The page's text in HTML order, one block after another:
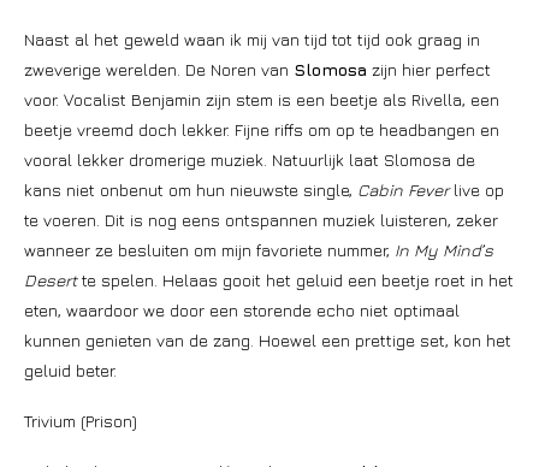
Naast al het geweld waan ik mij van tijd tot tijd ook graag in
zweverige werelden. De Noren van Slomosa zijn hier perfect
voor. Vocalist Benjamin zijn stem is een beetje als Rivella, een
beetje vreemd doch lekker. Fijne riffs om op te headbangen en
vooral lekker dromerige muziek. Natuurlijk laat Slomosa de
kans niet onbenut om hun nieuwste single, Cabin Feverlive op
te voeren. Dit is nog eens ontspannen muziek luisteren, zeker
wanneer ze besluiten om mijn favoriete nummer, In My Mind’s
Desertte spelen. Helaas gooit het geluid een beetje roet in het
eten, waardoor we door een storende echo niet optimaal
kunnen genieten van de zang. Hoewel een prettige set, kon het
geluid beter.
Trivium (Prison)